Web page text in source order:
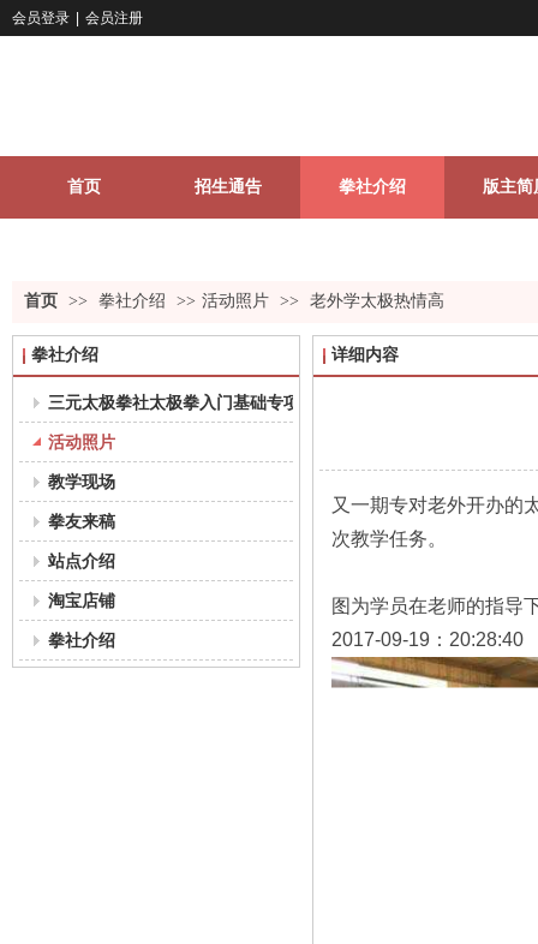
会员登录 会员注册
首页 招生通告 拳社介绍 版主简
首页 >> 拳社介绍 >> 活动照片 >> 老外学太极热情高
拳社介绍
三元太极拳社太极拳入门基础专项课程教学大纲（18-35岁组）
活动照片
教学现场
拳友来稿
站点介绍
淘宝店铺
拳社介绍
详细内容
又一期专对老外开办的
次教学任务。
图为学员在老师的指导
2017-09-19：20:28:40